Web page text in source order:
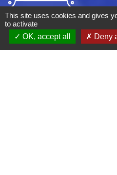
This site uses cookies and gives
to activate
OK, accept all
Deny